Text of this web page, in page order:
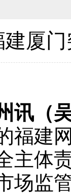
建厦
讯（
福建
主体
场监